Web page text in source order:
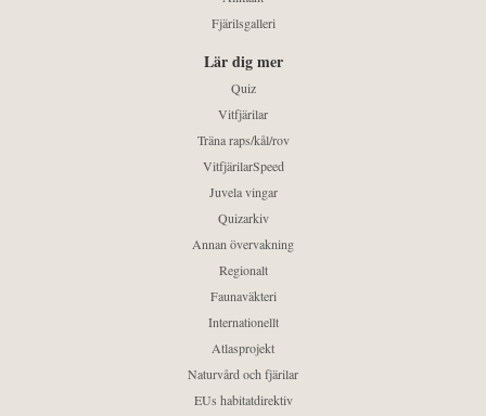
Fjärilsgalleri
Lär dig mer
Quiz
Vitfjärilar
Träna raps/kål/rov
VitfjärilarSpeed
Juvela vingar
Quizarkiv
Annan övervakning
Regionalt
Faunaväkteri
Internationellt
Atlasprojekt
Naturvård och fjärilar
EUs habitatdirektiv